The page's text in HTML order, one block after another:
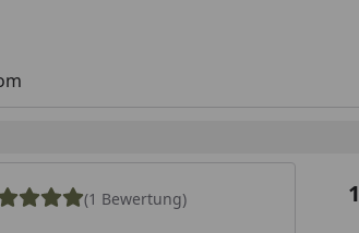
(1 Bewertung) 1